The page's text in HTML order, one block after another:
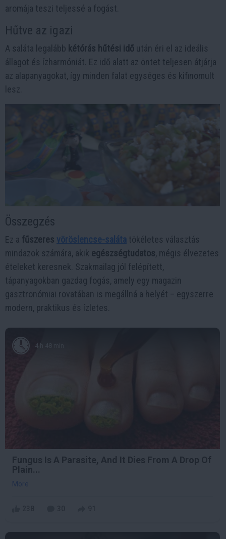
aromája teszi teljessé a fogást.
Hűtve az igazi
A saláta legalább kétórás hűtési idő után éri el az ideális
állagot és ízharmóniát. Ez idő alatt az öntet teljesen átjárja
az alapanyagokat, így minden falat egységes és kifinomult
lesz.
Összegzés
Ez a fűszeres vöröslencse-saláta tökéletes választás
mindazok számára, akik egészségtudatos, mégis élvezetes
ételeket keresnek. Szakmailag jól felépített,
tápanyagokban gazdag fogás, amely egy magazin
gasztronómiai rovatában is megállná a helyét – egyszerre
modern, praktikus és ízletes.
4 h 48 min
Fungus Is A Parasite, And It Dies From A Drop Of
Plain...
More